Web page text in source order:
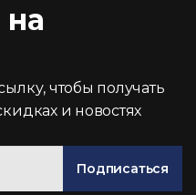
чтобы получать
и новостях
Подписаться